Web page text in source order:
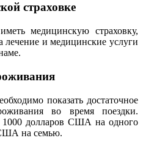
страховке
медицинскую страховку,
лечение и медицинские услуги
показать достаточное
во время поездки.
1000 долларов США на одного
на семью.